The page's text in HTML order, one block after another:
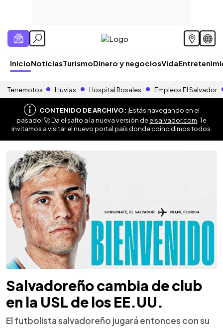
InicioNoticiasTurismoDinero y negociosVida
Terremotos Lluvias Hospital Rosales Empleos El Salvador
CONTENIDO DE ARCHIVO:¡Estás navegando en el
pasado! 🚀 Da el salto a la nueva versión deelsalvador.com . Te
invitamos a visitar el nuevo portal país donde coincidimos todos.
Salvadoreño cambia de club
en la USL de los EE.UU.
El futbolista salvadoreño jugará entonces con su